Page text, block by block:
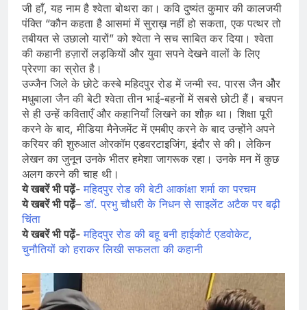
जी हाँ, यह नाम है श्वेता बोथरा का। कवि दुष्यंत कुमार की कालजयी
पंक्ति “कौन कहता है आसमां में सुराख़ नहीं हो सकता, एक पत्थर तो
तबीयत से उछालो यारों” को श्वेता ने सच साबित कर दिया। श्वेता
की कहानी हज़ारों लड़कियों और युवा सपने देखने वालों के लिए
प्रेरणा का स्रोत है।
उज्जैन जिले के छोटे कस्बे महिदपुर रोड में जन्मी स्व. पारस जैन औेर
मधुबाला जैन की बेटी श्वेता तीन भाई-बहनों में सबसे छोटी हैं। बचपन
से ही उन्हें कविताएँ और कहानियाँ लिखने का शौक़ था। शिक्षा पूरी
करने के बाद, मीडिया मैनेजमेंट में एमबीए करने के बाद उन्होंने अपने
करियर की शुरुआत ओरकॉम एडवरटाइजिंग, इंदौर से की। लेकिन
लेखन का जुनून उनके भीतर हमेशा जागरूक रहा। उनके मन में कुछ
अलग करने की चाह थी।
ये खबरें भी पढ़ें- महिदपुर रोड की बेटी आकांक्षा शर्मा का परचम
ये खबरें भी पढ़ें–डॉ. प्रभु चौधरी के निधन से साइलेंट अटैक पर बढ़ी
चिंता
ये खबरें भी पढ़ें- महिदपुर रोड की बहू बनी हाईकोर्ट एडवोकेट,
चुनौतियों को हराकर लिखी सफलता की कहानी